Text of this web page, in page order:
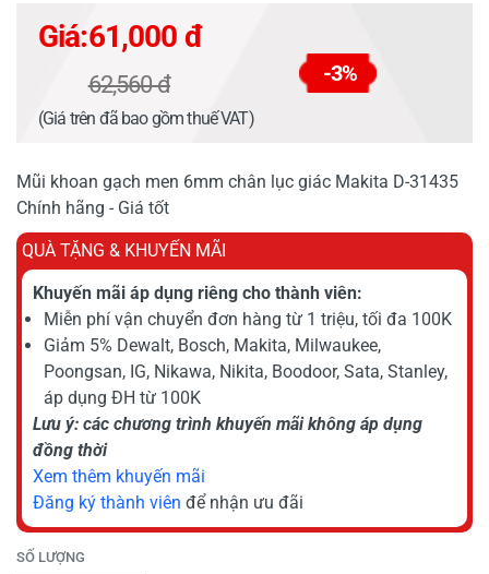
Giá:61,000 đ
62,560 đ -3%
(Giá trên đã bao gồm thuế VAT)
Mũi khoan gạch men 6mm chân lục giác Makita D-31435
Chính hãng - Giá tốt
QUÀ TẶNG & KHUYẾN MÃI
Khuyến mãi áp dụng riêng cho thành viên:
Miễn phí vận chuyển đơn hàng từ 1 triệu, tối đa 100K
Giảm 5% Dewalt, Bosch, Makita, Milwaukee,
Poongsan, IG, Nikawa, Nikita, Boodoor, Sata, Stanley,
áp dụng ĐH từ 100K
Lưu ý: các chương trình khuyến mãi không áp dụng
đồng thời
Xem thêm khuyến mãi
Đăng ký thành viên để nhận ưu đãi
SỐ LƯỢNG